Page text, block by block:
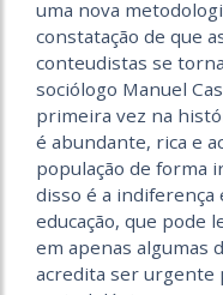
uma nova
constatação de que
conteudistas se
sociólogo Manuel
primeira vez na
é abundante, rica e
população de forma
disso é a indiferença
educação, que pode
em apenas algumas
acredita ser urgente